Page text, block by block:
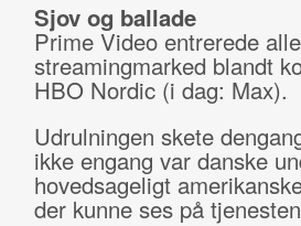
Sjov og ballade
Prime Video entrerede
streamingmarked blandt
HBO Nordic (i dag: Max).
Udrulningen skete
ikke engang var danske
hovedsageligt
der kunne ses på